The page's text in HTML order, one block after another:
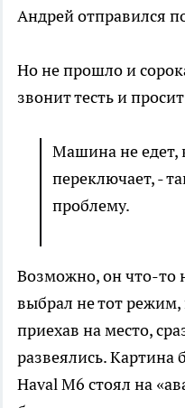
Андрей отправился
Но не прошло и
звонит тесть и
Машина не едет,
переключает, -
проблему.
Возможно, он что-то
выбрал не тот
приехав на место,
развеялись.
Haval M6 стоял на